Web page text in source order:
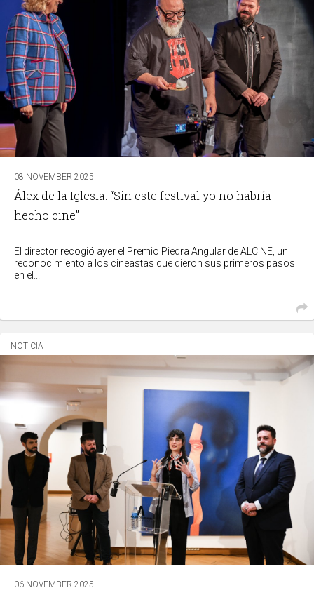
08 NOVEMBER 2025
Álex de la Iglesia: “Sin este festival yo no habría
hecho cine”
El director recogió ayer el Premio Piedra Angular de ALCINE, un
reconocimiento a los cineastas que dieron sus primeros pasos
en el...
NOTICIA
06 NOVEMBER 2025